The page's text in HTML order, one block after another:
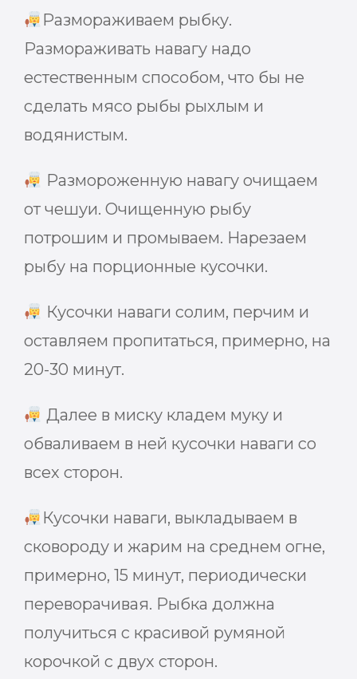
Размораживаем рыбку.
Размораживать навагу надо
естественным способом, что бы не
сделать мясо рыбы рыхлым и
водянистым.
Размороженную навагу очищаем
от чешуи. Очищенную рыбу
потрошим и промываем. Нарезаем
рыбу на порционные кусочки.
Кусочки наваги солим, перчим и
оставляем пропитаться, примерно, на
20-30 минут.
Далее в миску кладем муку и
обваливаем в ней кусочки наваги со
всех сторон.
Кусочки наваги, выкладываем в
сковороду и жарим на среднем огне,
примерно, 15 минут, периодически
переворачивая. Рыбка должна
получиться с красивой румяной
корочкой с двух сторон.